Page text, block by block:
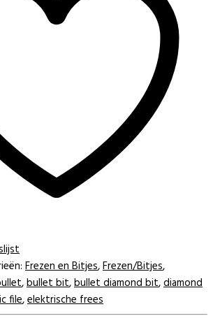
Frezen en Bitjes,Frezen/Bitjes,
,bullet bit,bullet diamond bit,diamond
file,elektrische frees